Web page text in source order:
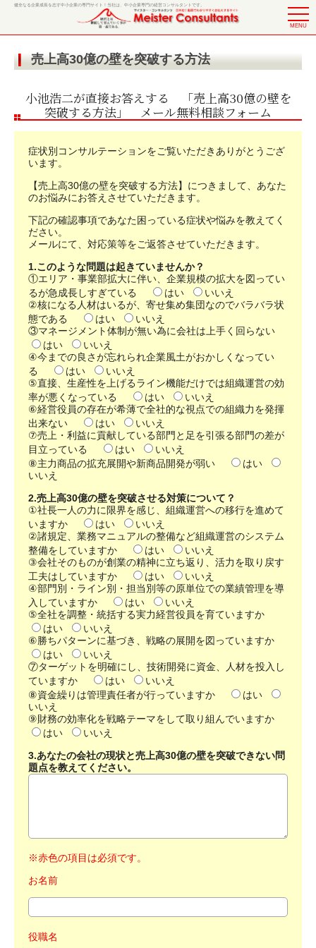
健全なる企業成長を志す中小企業の専門サイト！当社は、中小企業専門の経営コンサルタントです。
MENU
売上高30億の壁を突破する方法
小池浩二が直接お答えする 「売上高30億の壁を
突破する方法」 メール無料相談フォーム
症状別コンサルテーションをご覧いただきありがとうござ
います。
【売上高30億の壁を突破する方法】につきまして、あなた
のお悩みにお答えさせていただきます。
下記の確認事項であなた困っている症状や悩みを教えてく
ださい。
メールにて、対応策等をご返答させていただきます。
1.このような問題は起きていませんか？
①エリア・事業部拡大に伴い、企業規模の拡大を図ってい
るが急成長しすぎている
はい
いいえ
②核になる人材はいるが、寄せ集め集団なのでバラバラ状
態である
はい
いいえ
③マネージメント体制が無い為に会社は上手く回らない
はい
いいえ
④今までの良さが忘れられ企業風土がおかしくなってい
る
はい
いいえ
⑤直接、生産性を上げるライン機能だけでは組織運営の効
率が悪くなっている
はい
いいえ
⑥経営役員の存在が希薄で全社的な視点での組織力を発揮
出来ない
はい
いいえ
⑦売上・利益に貢献している部門と足を引張る部門の差が
目立っている
はい
いいえ
⑧主力商品の拡充展開や新商品開発が弱い
はい
いいえ
2.売上高30億の壁を突破させる対策について？
①社長一人の力に限界を感じ、組織運営への移行を進めて
いますか
はい
いいえ
②諸規定、業務マニュアルの整備など組織運営のシステム
整備をしていますか
はい
いいえ
③会社そのものが創業の精神に立ち返り、活力を取り戻す
工夫はしていますか
はい
いいえ
④部門別・ライン別・担当別等の原単位での業績管理を導
入していますか
はい
いいえ
⑤全社を調整・統括する実力経営役員を育ていますか
はい
いいえ
⑥勝ちパターンに基づき、戦略の展開を図っていますか
はい
いいえ
⑦ターゲットを明確にし、技術開発に資金、人材を投入し
ていますか
はい
いいえ
⑧資金繰りは管理責任者が行っていますか
はい
いいえ
⑨財務の効率化を戦略テーマをして取り組んでいますか
はい
いいえ
3.あなたの会社の現状と売上高30億の壁を突破できない問
題点を教えてください。
※赤色の項目は必須です。
お名前
役職名